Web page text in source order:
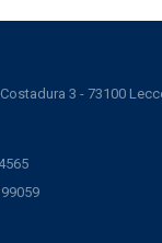
3 - 73100